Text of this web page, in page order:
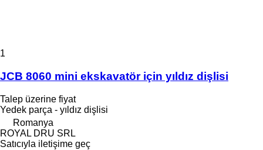
1
JCB 8060 mini ekskavatör için yıldız dişlisi
Talep üzerine fiyat
Yedek parça - yıldız dişlisi
Romanya
ROYAL DRU SRL
Satıcıyla iletişime geç